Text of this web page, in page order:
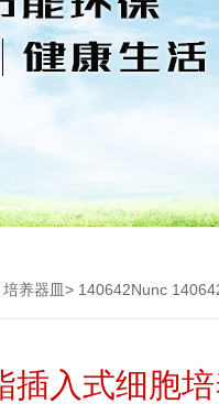
培养器皿> 140642Nunc
插入式细胞